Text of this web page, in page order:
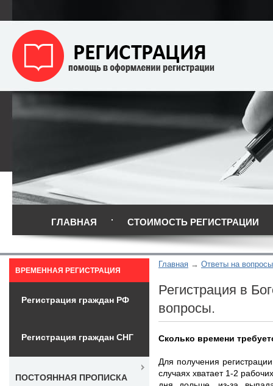
ГЛАВНАЯ СТОИМОСТЬ РЕГИСТРАЦИИ
Главная Ответы на
Регистрация в
вопросы.
Сколько времени
Для получения
случаях хватает 1-2
ВРЕМЕННАЯ РЕГИСТРАЦИЯ
Регистрация граждан РФ
Регистрация граждан СНГ
ПОСТОЯННАЯ ПРОПИСКА